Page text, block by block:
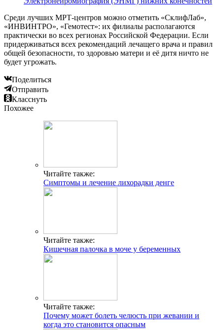
Среди лучших МРТ-центров можно отметить «СклифЛаб»,
«ИНВИНТРО», «Гемотест»: их филиалы располагаются
практически во всех регионах Российской Федерации. Если
придерживаться всех рекомендаций лечащего врача и правил
общей безопасности, то здоровью матери и её дитя ничто не
будет угрожать.
Поделиться
Отправить
Класснуть
Похожее
Читайте также:
Симптомы и лечение лихорадки денге
Читайте также:
Кишечная палочка в моче у беременных
Читайте также:
Почему может болеть челюсть при жевании и
когда это становится опасным